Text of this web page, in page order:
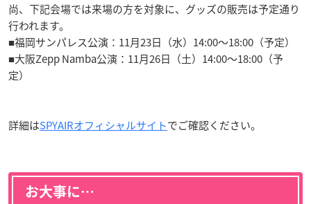
尚、下記会場では来場の方を対象に、グッズの販売は予定通り
行われます。
■福岡サンパレス公演：11月23日（水）14:00〜18:00（予定）
■大阪Zepp Namba公演：11月26日（土）14:00〜18:00（予
定）
詳細はSPYAIRオフィシャルサイトでご確認ください。
お大事に…